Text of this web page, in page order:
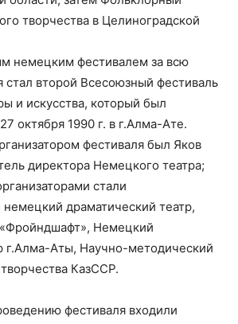
творчества в Целиноградской
немецким фестивалем за всю
стал второй Всесоюзный фестиваль
и искусства, который был
октября 1990 г. в г.Алма-Ате.
фестиваля был Яков
директора Немецкого театра;
стали
драматический театр,
Немецкий
г.Алма-Аты, Научно-методический
КазССР.
фестиваля входили